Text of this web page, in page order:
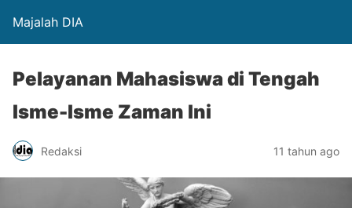
Majalah DIA
Pelayanan Mahasiswa di Tengah
Isme-Isme Zaman lni
Redaksi 11 tahun ago